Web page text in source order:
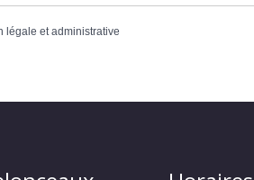
légale et administrative